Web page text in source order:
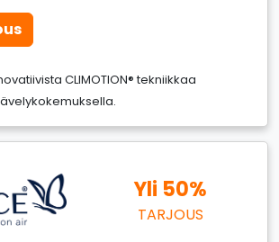
CLIMOTION® tekniikkaa
Yli 50%
TARJOUS